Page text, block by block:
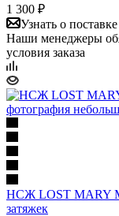
1 300 ₽
Узнать о поставке
Наши менеджеры
условия заказа
НСЖ LOST MARY
затяжек